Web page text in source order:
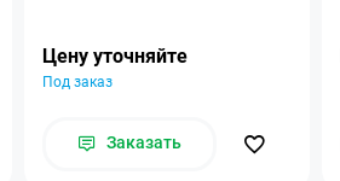
Цену уточняйте
Под заказ
Заказать